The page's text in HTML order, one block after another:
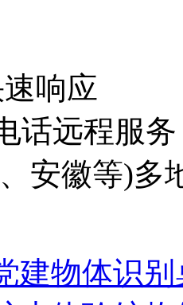
响应
话远程服务
安徽等)多
建物体识别